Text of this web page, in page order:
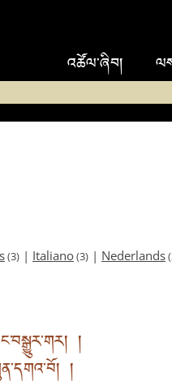
འཚོལ་ཞིབ།
(3) | Italiano(3) | Nederlands
།
།